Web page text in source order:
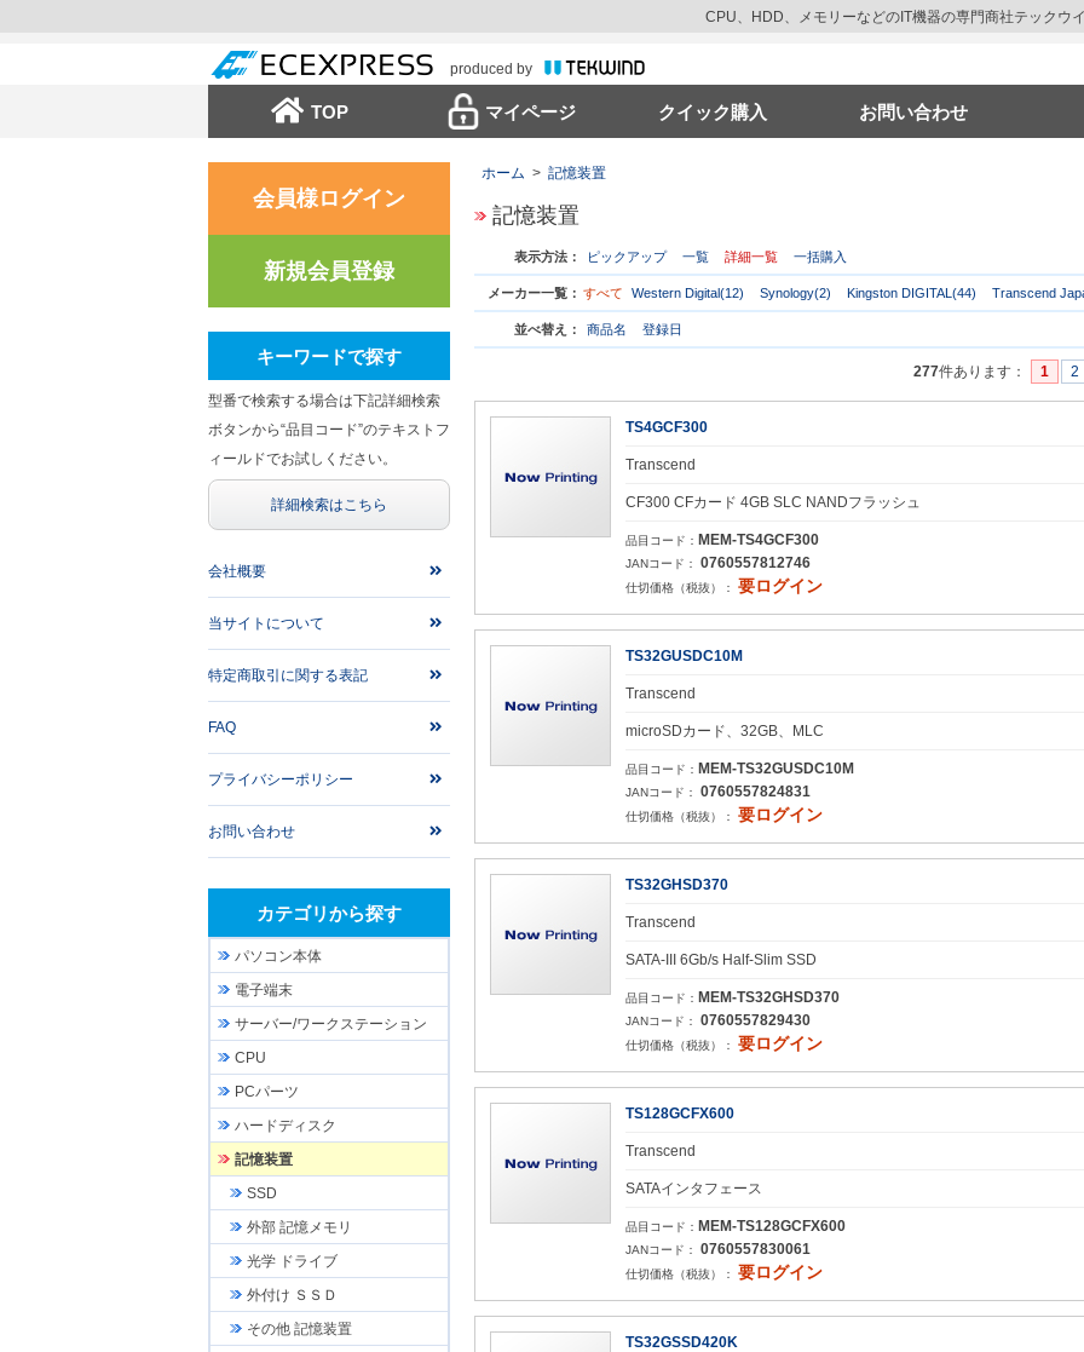
produced by
CPU、HDD、メモリーなどのIT機器の専門商社テックウ
TOP マイページ クイック購入 お問い合わせ
ホーム > 記憶装置
記憶装置
表示方法： ピックアップ 一覧 詳細一覧 一括購入
メーカー一覧： すべて Western Digital(12) Synology(2) Kingston DIGITAL(44) Transcend
並べ替え： 商品名 登録日
277件あります ： 1 2
TS4GCF300
Transcend
CF300 CFカード 4GB SLC NANDフラッシュ
品目コード： MEM-TS4GCF300
JANコード： 0760557812746
仕切価格（税抜）： 要ログイン
TS32GUSDC10M
Transcend
microSDカード、32GB、MLC
品目コード： MEM-TS32GUSDC10M
JANコード： 0760557824831
仕切価格（税抜）： 要ログイン
TS32GHSD370
Transcend
SATA-III 6Gb/s Half-Slim SSD
品目コード： MEM-TS32GHSD370
JANコード： 0760557829430
仕切価格（税抜）： 要ログイン
TS128GCFX600
Transcend
SATAインタフェース
品目コード： MEM-TS128GCFX600
JANコード： 0760557830061
仕切価格（税抜）： 要ログイン
TS32GSSD420K
会員様ログイン
新規会員登録
キーワードで探す
型番で検索する場合は下記詳細検索
ボタンから“品目コード”のテキストフ
ィールドでお試しください。
詳細検索はこちら
会社概要
当サイトについて
特定商取引に関する表記
FAQ
プライバシーポリシー
お問い合わせ
カテゴリから探す
パソコン本体
電子端末
サーバー/ワークステーション
CPU
PCパーツ
ハードディスク
記憶装置
SSD
外部 記憶メモリ
光学 ドライブ
外付け ＳＳＤ
その他 記憶装置